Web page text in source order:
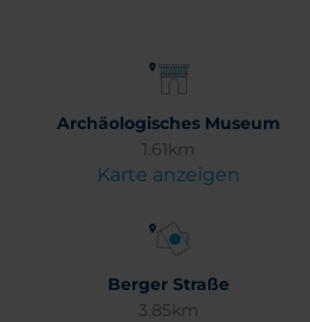
Archäologisches Museum
1.61km
Karte anzeigen
Berger Straße
3.85km